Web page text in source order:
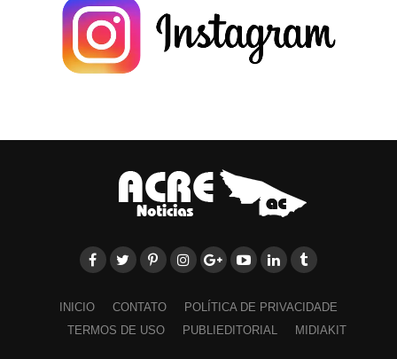
INICIO CONTATO
POLÍTICA DE PRIVACIDADE
TERMOS DE USO
PUBLIEDITORIAL MIDIAKIT